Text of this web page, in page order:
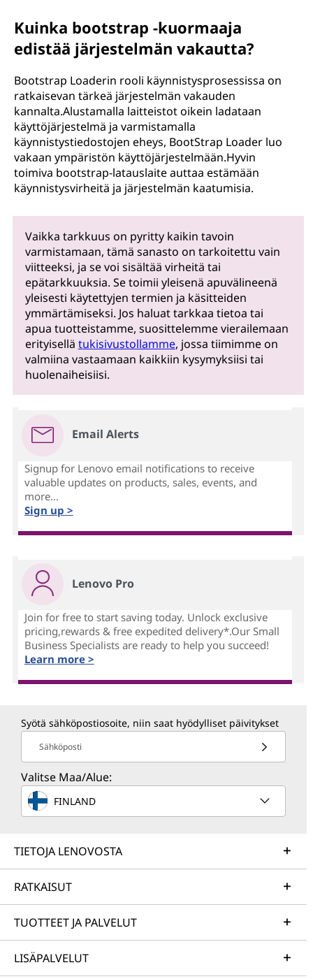
Kuinka bootstrap -kuormaaja
edistää järjestelmän vakautta?
Bootstrap Loaderin rooli käynnistysprosessissa on
ratkaisevan tärkeä järjestelmän vakauden
kannalta.Alustamalla laitteistot oikein ladataan
käyttöjärjestelmä ja varmistamalla
käynnistystiedostojen eheys, BootStrap Loader luo
vakaan ympäristön käyttöjärjestelmään.Hyvin
toimiva bootstrap-latauslaite auttaa estämään
käynnistysvirheitä ja järjestelmän kaatumisia.
Vaikka tarkkuus on pyritty kaikin tavoin
varmistamaan, tämä sanasto on tarkoitettu vain
viitteeksi, ja se voi sisältää virheitä tai
epätarkkuuksia. Se toimii yleisenä apuvälineenä
yleisesti käytettyjen termien ja käsitteiden
ymmärtämiseksi. Jos haluat tarkkaa tietoa tai
apua tuotteistamme, suosittelemme vierailemaan
erityisellä tukisivustollamme, jossa tiimimme on
valmiina vastaamaan kaikkiin kysymyksiisi tai
huolenaiheisiisi.
Email Alerts
Signup for Lenovo email notifications to receive
valuable updates on products, sales, events, and
more...
Sign up >
Lenovo Pro
Join for free to start saving today. Unlock exclusive
pricing,rewards & free expedited delivery*.Our Small
Business Specialists are ready to help you succeed!
Learn more >
Syötä sähköpostiosoite, niin saat hyödylliset päivitykset
Sähköposti
Valitse Maa/Alue:
FINLAND
TIETOJA LENOVOSTA
RATKAISUT
TUOTTEET JA PALVELUT
LISÄPALVELUT